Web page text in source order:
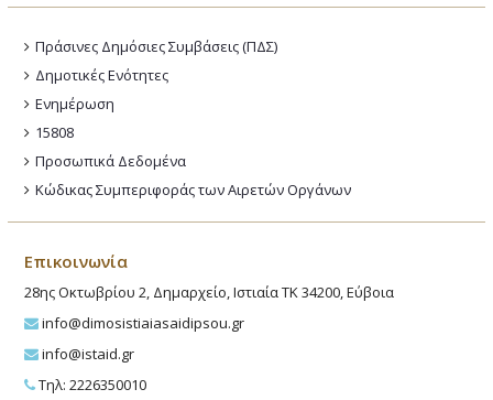
Πράσινες Δημόσιες Συμβάσεις (ΠΔΣ)
Δημοτικές Ενότητες
Ενημέρωση
15808
Προσωπικά Δεδομένα
Κώδικας Συμπεριφοράς των Αιρετών Οργάνων
Επικοινωνία
28ης Οκτωβρίου 2, Δημαρχείο, Ιστιαία ΤΚ 34200, Εύβοια
info@dimosistiaiasaidipsou.gr
info@istaid.gr
Τηλ: 2226350010